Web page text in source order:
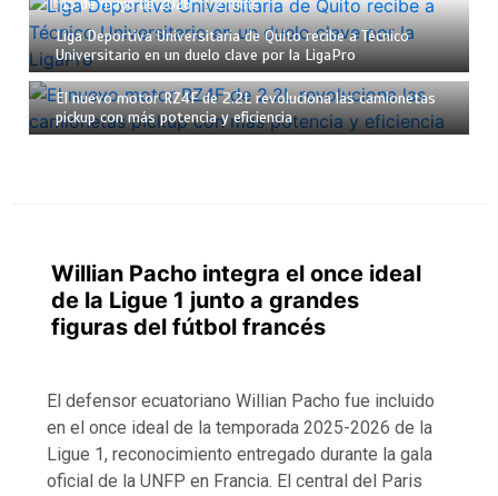
15 de mayo de 2026 2 mins
Liga Deportiva Universitaria de Quito recibe a Técnico
Universitario en un duelo clave por la LigaPro
15 de mayo de 2026 2 mins
El nuevo motor RZ4F de 2.2L revoluciona las camionetas
pickup con más potencia y eficiencia
Willian Pacho integra el once ideal
de la Ligue 1 junto a grandes
figuras del fútbol francés
El defensor ecuatoriano Willian Pacho fue incluido
en el once ideal de la temporada 2025-2026 de la
Ligue 1, reconocimiento entregado durante la gala
oficial de la UNFP en Francia. El central del Paris